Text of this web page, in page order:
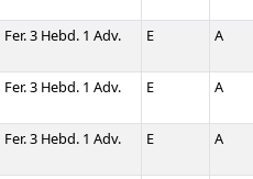
Fer. 3 Hebd. 1 Adv. E A
Fer. 3 Hebd. 1 Adv. E A
Fer. 3 Hebd. 1 Adv. E A